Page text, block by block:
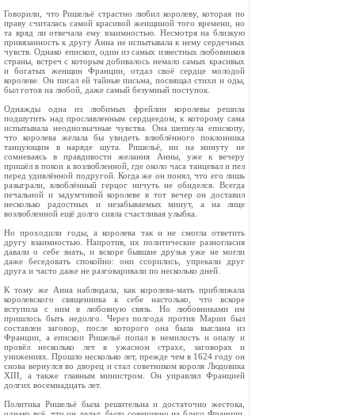
Говорили, что Ришельё страстно любил королеву, которая по
праву считалась самой красивой женщиной того времени, но
та вряд ли отвечала ему взаимностью. Несмотря на близкую
привязанность к другу Анна не испытывала к нему сердечных
чувств. Однако епископ, один из самых известных любовников
страны, встреч с которым добивалось немало самых красивых
и богатых женщин Франции, отдал своё сердце молодой
королеве. Он писал ей тайные письма, посвящал стихи и оды,
был готов на любой, даже самый безумный поступок.
Однажды одна из любимых фрейлин королевы решила
подшутить над прославленным сердцеедом, к которому сама
испытывала неоднозначные чувства. Она шепнула епископу,
что королева желала бы увидеть влюблённого поклонника
танцующим в наряде шута. Ришельё, ни на минуту не
сомневаясь в правдивости желания Анны, уже к вечеру
пришёл в покои к возлюбленной, где около часа танцевал и пел
перед удивлённой подругой. Когда же он понял, что его лишь
разыграли, влюблённый герцог ничуть не обиделся. Всегда
печальной и задумчивой королеве в тот вечер он доставил
несколько радостных и незабываемых минут, а на лице
возлюбленной ещё долго сияла счастливая улыбка.
Но проходили годы, а королева так и не смогла ответить
другу взаимностью. Напротив, их политические разногласия
давали о себе знать, и вскоре бывшие друзья уже не могли
даже беседовать спокойно: они ссорились, упрекали друг
друга и часто даже не разговаривали по несколько дней.
К тому же Анна наблюдала, как королева-мать приближала
королевского священника к себе настолько, что вскоре
вступила с ним в любовную связь. Но любовниками им
пришлось быть недолго. Через полгода против Марии был
составлен заговор, после которого она была выслана из
Франции, а епископ Ришельё попал в немилость и опалу и
провёл несколько лет в ужасном страхе, заговорах и
унижениях. Прошло несколько лет, прежде чем в 1624 году он
снова вернулся во дворец и стал советником короля Людовика
XIII, а также главным министром. Он управлял Францией
долгих восемнадцать лет.
Политика Ришельё была решительна и достаточно жестока,